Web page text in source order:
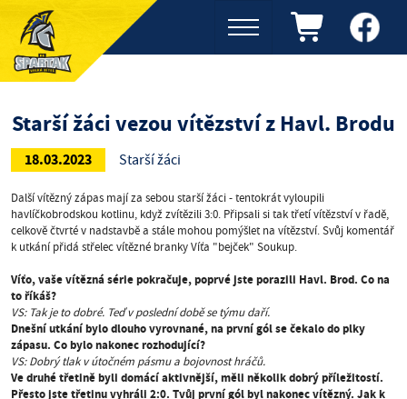
Starší žáci vezou vítězství z Havl. Brodu
18.03.2023 Starší žáci
Další vítězný zápas mají za sebou starší žáci - tentokrát vyloupili
havlíčkobrodskou kotlinu, když zvítězili 3:0. Připsali si tak třetí vítězství v řadě,
celkově čtvrté v nadstavbě a stále mohou pomýšlet na vítězství. Svůj komentář
k utkání přidá střelec vítězné branky Víťa "bejček" Soukup.
Víťo, vaše vítězná série pokračuje, poprvé jste porazili Havl. Brod. Co na
to říkáš?
VS: Tak je to dobré. Teď v poslední době se týmu daří.
Dnešní utkání bylo dlouho vyrovnané, na první gól se čekalo do plky
zápasu. Co bylo nakonecrozhodující?
VS: Dobrý tlak v útočném pásmu a bojovnost hráčů.
Ve druhé třetině byli domácí aktivnější, měli několik dobrý příležitostí.
Přesto jste třetinu vyhráli 2:0. Tvůj první gól byl nakonec vítězný. Jak k